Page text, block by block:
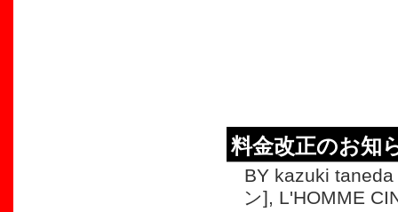
料金改正のお知
BY kazuki
ン]
L'HOMME